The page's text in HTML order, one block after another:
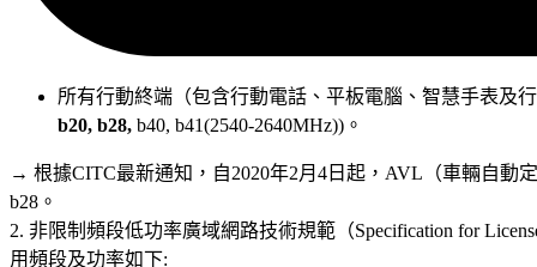
所有行動終端（包含行動電話、平板電腦、智慧手表及
b20, b28, b40, b41(2540-2640MHz))。
→ 根據CITC最新通知，自2020年2月4日起，AVL（車輛自動
b28。
2. 非限制頻段低功率廣域網路技術規範（Specification for
用頻段及功率如下: